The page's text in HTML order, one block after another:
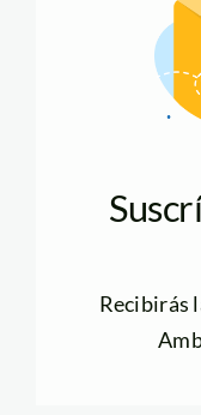
Recibirás